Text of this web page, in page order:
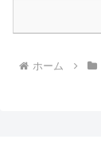
ホーム